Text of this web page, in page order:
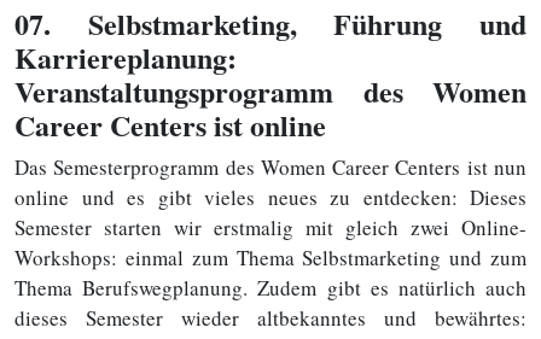
07. Selbstmarketing, Führung und
Karriereplanung:
Veranstaltungsprogramm des Women
Career Centers ist online
Das Semesterprogramm des Women Career Centers ist nun
online und es gibt vieles neues zu entdecken: Dieses
Semester starten wir erstmalig mit gleich zwei Online-
Workshops: einmal zum Thema Selbstmarketing und zum
Thema Berufswegplanung. Zudem gibt es natürlich auch
dieses Semester wieder altbekanntes und bewährtes: